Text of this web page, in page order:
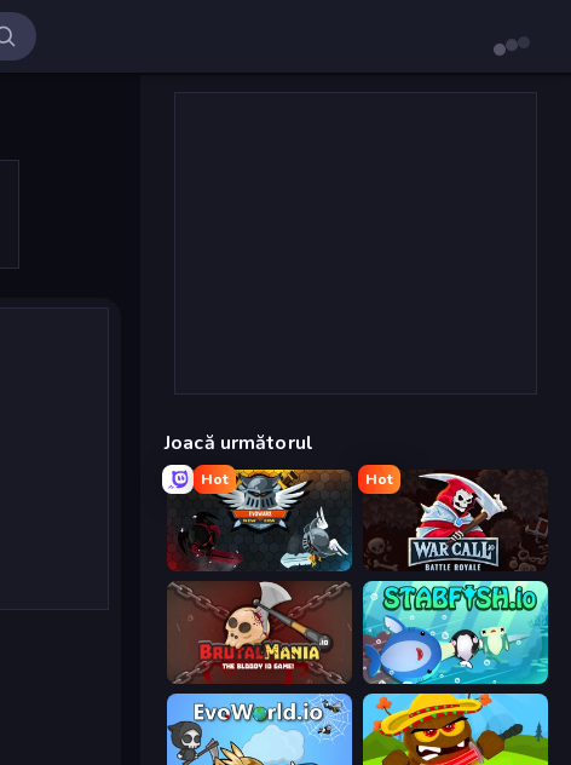
Joacă următorul
Hot
EvoWars.io
Hot
WarCall.io
BrutalMania.io (Brutal Mania) Stabfish.io